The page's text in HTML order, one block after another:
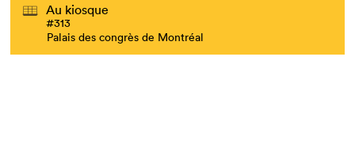
Au kiosque
#313
Palais des congrès de Montréal